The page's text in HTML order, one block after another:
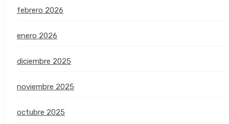
febrero 2026
enero 2026
diciembre 2025
noviembre 2025
octubre 2025